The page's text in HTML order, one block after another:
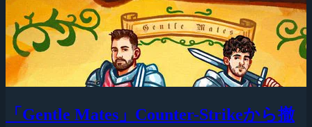
「Gentle Mates」Counter-Strikeから撤